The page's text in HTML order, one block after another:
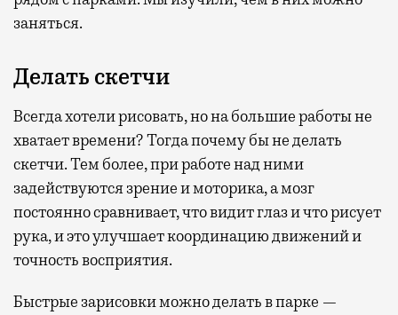
заняться.
Делать скетчи
Всегда хотели рисовать, но на большие работы не
хватает времени? Тогда почему бы не делать
скетчи. Тем более, при работе над ними
задействуются зрение и моторика, а мозг
постоянно сравнивает, что видит глаз и что рисует
рука, и это улучшает координацию движений и
точность восприятия.
Быстрые зарисовки можно делать в парке —